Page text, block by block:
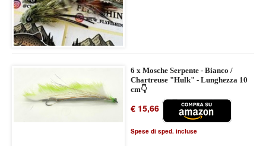
6 x Mosche Serpente - Bianco /
Chartreuse "Hulk" - Lunghezza 10
cm👇
€ 15,66
Spese di sped. incluse